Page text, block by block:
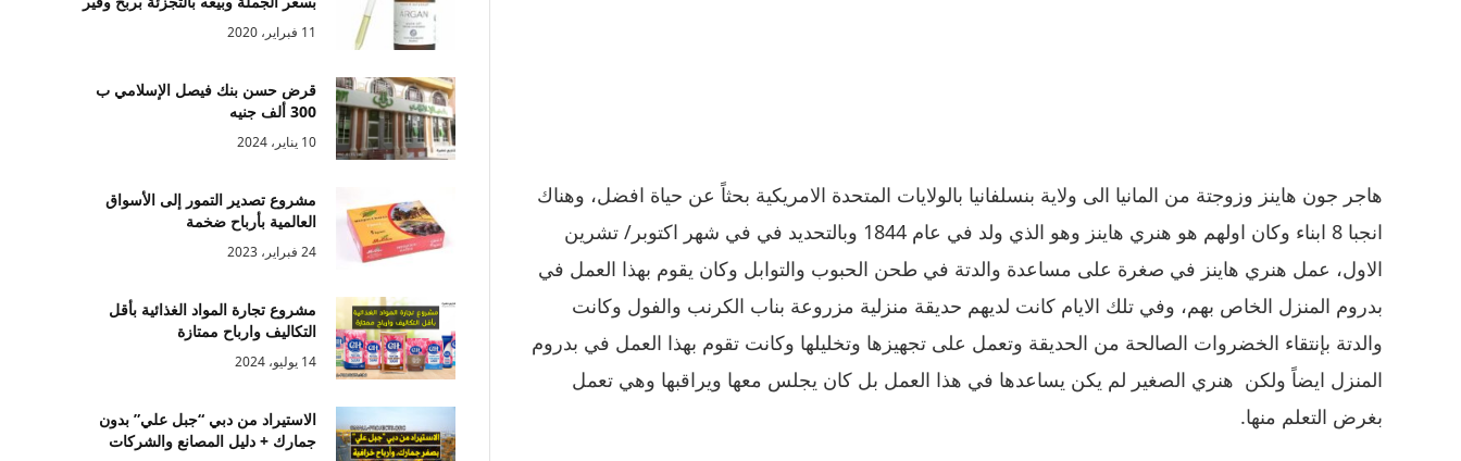
هاجر جون هاينز وزوجتة من المانيا الى ولاية بنسلفانيا بالولايات المتحدة الامريكية بحثاً عن حياة افضل، وهناك
انجبا 8 ابناء وكان اولهم هو هنري هاينز وهو الذي ولد في عام 1844 وبالتحديد في في شهر اكتوبر/ تشرين
الاول، عمل هنري هاينز في صغرة على مساعدة والدتة في طحن الحبوب والتوابل وكان يقوم بهذا العمل في
بدروم المنزل الخاص بهم، وفي تلك الايام كانت لديهم حديقة منزلية مزروعة بناب الكرنب والفول وكانت
والدتة بإنتقاء الخضروات الصالحة من الحديقة وتعمل على تجهيزها وتخليلها وكانت تقوم بهذا العمل في بدروم
المنزل ايضاً ولكن هنري الصغير لم يكن يساعدها في هذا العمل بل كان يجلس معها ويراقبها وهي تعمل
بغرض التعلم منها.
11 فبراير، 2020
قرض حسن بنك فيصل الإسلامي ب
300 ألف جنيه
10 يناير، 2024
مشروع تصدير التمور إلى الأسواق
العالمية بأرباح ضخمة
24 فبراير، 2023
مشروع تجارة المواد الغذائية بأقل
التكاليف وارباح ممتازة
14 يوليو، 2024
الاستيراد من دبي “جبل علي” بدون
جمارك + دليل المصانع والشركات